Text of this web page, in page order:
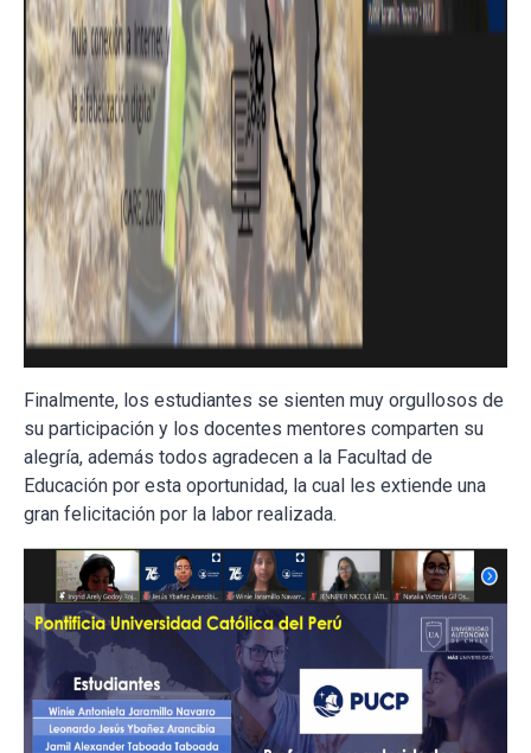
Finalmente, los estudiantes se sienten muy orgullosos de
su participación y los docentes mentores comparten su
alegría, además todos agradecen a la Facultad de
Educación por esta oportunidad, la cual les extiende una
gran felicitación por la labor realizada.